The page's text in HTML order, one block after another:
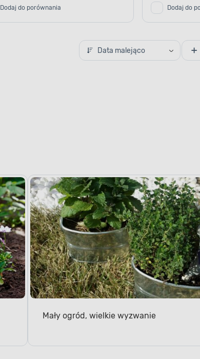
Dodaj do porównania Dodaj do
Data malejąco
Mały ogród, wielkie wyzwanie